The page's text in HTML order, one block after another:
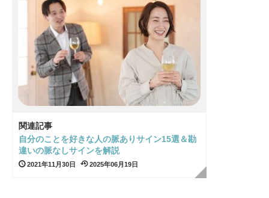
関連記事
自分のことを好きな人の脈ありサイン15選＆勘
違いの脈なしサインを解説
2021年11月30日 2025年06月19日